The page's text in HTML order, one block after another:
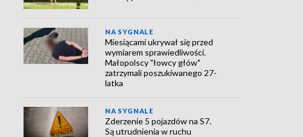
NA SYGNALE
Miesiącami ukrywał się przed
wymiarem sprawiedliwości.
Małopolscy "łowcy głów"
zatrzymali poszukiwanego 27-
latka
NA SYGNALE
Zderzenie 5 pojazdów na S7.
Są utrudnienia w ruchu